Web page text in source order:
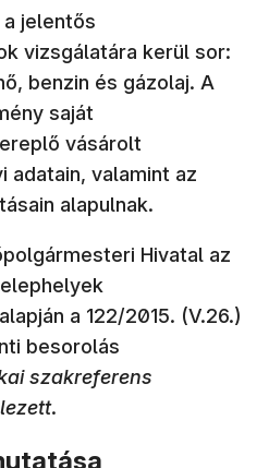
jelentős
vizsgálatára kerül sor:
benzin és gázolaj. A
saját
vásárolt
adatain, valamint az
alapulnak.
Hivatal az
a 122/2015. (V.26.)
besorolás
szakreferens
.